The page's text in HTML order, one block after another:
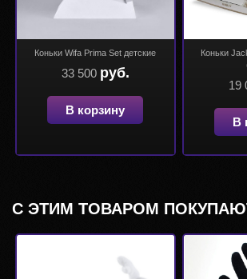
Коньки Wifa Prima Set детские
33 500 руб.
В корзину
Коньки
19
В
С ЭТИМ ТОВАРОМ